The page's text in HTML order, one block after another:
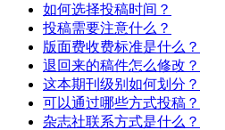
如何选择投稿时间？
投稿需要注意什么？
版面费收费标准是什么？
退回来的稿件怎么修改？
这本期刊级别如何划分？
可以通过哪些方式投稿？
杂志社联系方式是什么？